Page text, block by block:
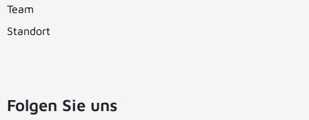
Team
Standort
Folgen Sie uns